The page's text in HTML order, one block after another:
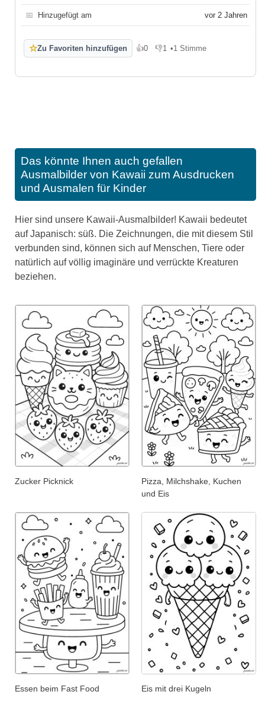
📅 Hinzugefügt am vor 2 Jahren
☆Zu Favoriten hinzufügen 👍0
Gefällt mir
👎1
Gefällt mir nicht
•1 Stimme
Das könnte Ihnen auch gefallen
Ausmalbilder von Kawaii zum Ausdrucken
und Ausmalen für Kinder
Hier sind unsere Kawaii-Ausmalbilder! Kawaii bedeutet
auf Japanisch: süß. Die Zeichnungen, die mit diesem Stil
verbunden sind, können sich auf Menschen, Tiere oder
natürlich auf völlig imaginäre und verrückte Kreaturen
beziehen.
Zucker Picknick
Pizza, Milchshake, Kuchen
und Eis
Essen beim Fast Food Eis mit drei Kugeln